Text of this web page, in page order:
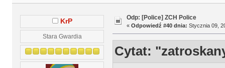
KrP
Stara Gwardia
Odp: [Police] ZCH Police
« Odpowiedź #40 dnia: Stycznia 09,
Cytat: